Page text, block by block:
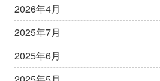
2026年4月
2025年7月
2025年6月